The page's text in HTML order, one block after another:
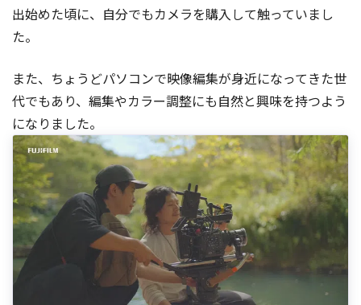
出始めた頃に、自分でもカメラを購入して触っていまし
た。
また、ちょうどパソコンで映像編集が身近になってきた世
代でもあり、編集やカラー調整にも自然と興味を持つよう
になりました。